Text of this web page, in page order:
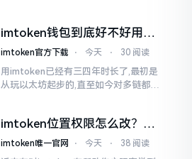
睹过非常多的人
imtoken钱包到底好不好用？
老玩家说说真实体验
imtoken官方下载 ⋅ 今天 ⋅ 30 阅读
用imtoken已经有三四年时长了,最初是
从玩以太坊起步的,直至如今对多链都有
imtoken位置权限怎么改？手
把手教你搞定
imtoken唯一官网 ⋅ 今天 ⋅ 38 阅读